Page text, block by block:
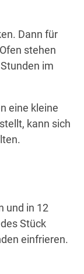
Dann für
stehen
im
eine kleine
kann sich
und in 12
Stück
einfrieren.